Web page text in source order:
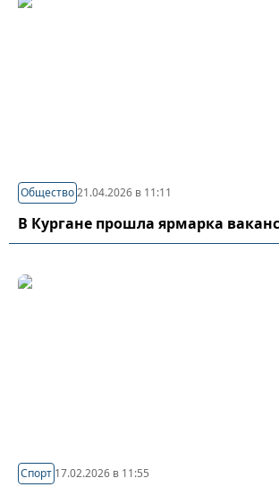
Общество21.04.2026 в 11:11
В Кургане прошла ярмарка
Спорт 17.02.2026 в 11:55